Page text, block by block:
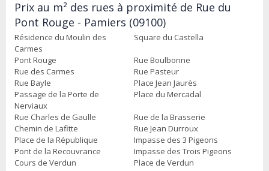
Prix au m² des rues à proximité de Rue du
Pont Rouge - Pamiers (09100)
Résidence du Moulin des
Carmes
Square du Castella
Pont Rouge
Rue Boulbonne
Rue des Carmes
Rue Pasteur
Rue Bayle
Place Jean Jaurès
Passage de la Porte de
Nerviaux
Place du Mercadal
Rue Charles de Gaulle
Rue de la Brasserie
Chemin de Lafitte
Rue Jean Durroux
Place de la République
Impasse des 3 Pigeons
Pont de la Recouvrance
Impasse des Trois Pigeons
Cours de Verdun
Place de Verdun